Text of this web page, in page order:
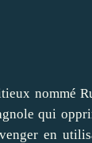
nommé
qui
en